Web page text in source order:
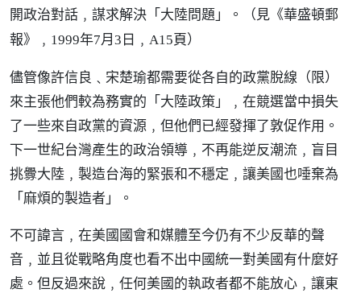
開政治對話﹐謀求解決「大陸問題」。（見《華盛頓郵
報》﹐1999年7月3日﹐A15頁）
儘管像許信良﹑宋楚瑜都需要從各自的政黨脫線（限）
來主張他們較為務實的「大陸政策」﹐在競選當中損失
了一些來自政黨的資源﹐但他們已經發揮了敦促作用。
下一世紀台灣產生的政治領導﹐不再能逆反潮流﹐盲目
挑釁大陸﹐製造台海的緊張和不穩定﹐讓美國也唾棄為
「麻煩的製造者」。
不可諱言﹐在美國國會和媒體至今仍有不少反華的聲
音﹐並且從戰略角度也看不出中國統一對美國有什麼好
處。但反過來說﹐任何美國的執政者都不能放心﹐讓東